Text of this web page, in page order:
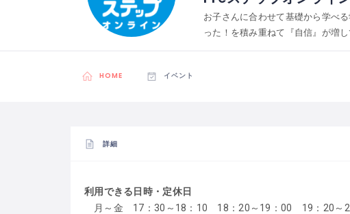
お子さんに合わせて基礎から学べ
った！を積み重ねて『自信』が増し
HOME イベント
詳細
利用できる日時・定休日
月～金 17：30～18：10 18：20～19：00 19：20～